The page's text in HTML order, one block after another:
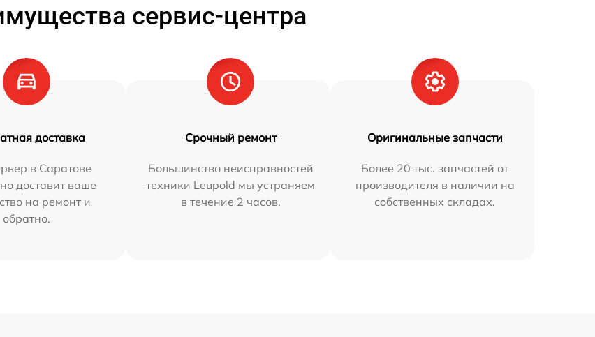
сервис-центра
доставка
в Саратове
доставит ваше
на ремонт и
обратно.
Срочный ремонт
Большинство неисправностей
техники Leupold мы устраняем
в течение 2 часов.
Оригинальные запчасти
Более 20 тыс. запчастей от
производителя в наличии на
собственных складах.